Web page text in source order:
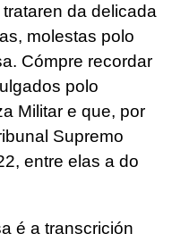
da delicada
molestas polo
Cómpre recordar
polo
Militar e que, por
Supremo
entre elas a do
é a transcrición